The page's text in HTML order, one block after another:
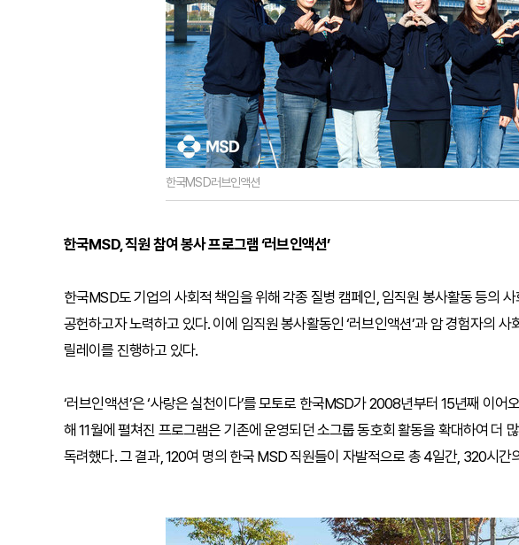
한국MSD러브인액션
한국MSD, 직원 참여 봉사 프로그램 ‘러브인액션’
한국MSD도 기업의 사회적 책임을 위해 각종 질병 캠페인, 임직원 봉사활동 등의
공헌하고자 노력하고 있다. 이에 임직원 봉사활동인 ‘러브인액션’과 암 경험자의 사
릴레이를 진행하고 있다.
‘러브인액션’은 ‘사랑은 실천이다’를 모토로 한국MSD가 2008년부터 15년째 이
해 11월에 펼쳐진 프로그램은 기존에 운영되던 소그룹 동호회 활동을 확대하여 더
독려했다. 그 결과, 120여 명의 한국 MSD 직원들이 자발적으로 총 4일간, 320시간